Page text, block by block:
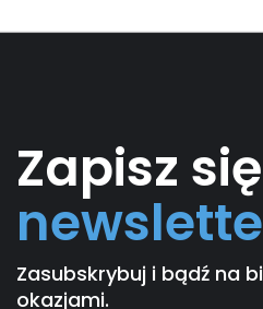
Zapisz
Zasubskrybuj i bądź na
okazjami.